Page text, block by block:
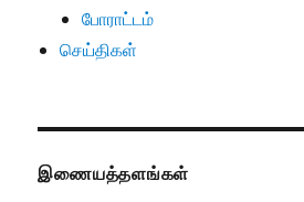
போராட்டம்
செய்திகள்
இணையத்தளங்கள்